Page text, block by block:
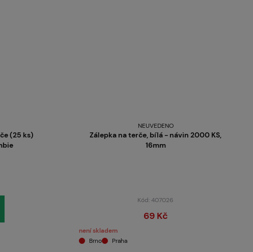
(25 ks)
NEUVEDENO
Zálepka na terče, bílá - návin 2000 KS,
16mm
Kód: 407026
69 Kč
není skladem
Brno
Praha